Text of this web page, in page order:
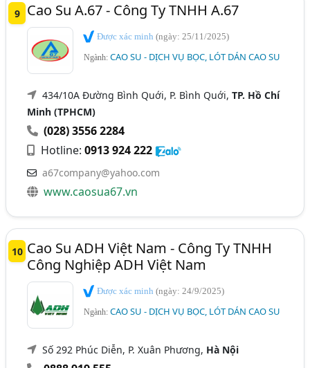
9 Cao Su A.67 - Công Ty TNHH A.67
Được xác minh(ngày: 25/11/2025)
Ngành:CAO SU - DỊCH VỤ BỌC, LÓT DÁN CAO SU
434/10A Đường Bình Quới, P. Bình Quới,TP. Hồ Chí
Minh (TPHCM)
(028) 3556 2284
Hotline:0913 924 222
a67company@yahoo.com
www.caosua67.vn
10 Cao Su ADH Việt Nam - Công Ty TNHH
Công Nghiệp ADH Việt Nam
Được xác minh(ngày: 24/9/2025)
Ngành:CAO SU - DỊCH VỤ BỌC, LÓT DÁN CAO SU
Số 292 Phúc Diễn, P. Xuân Phương, Hà Nội